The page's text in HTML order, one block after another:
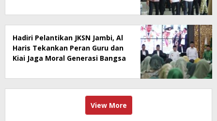
Mattaher
Hadiri Pelantikan JKSN Jambi, Al
Haris Tekankan Peran Guru dan
Kiai Jaga Moral Generasi Bangsa
View More